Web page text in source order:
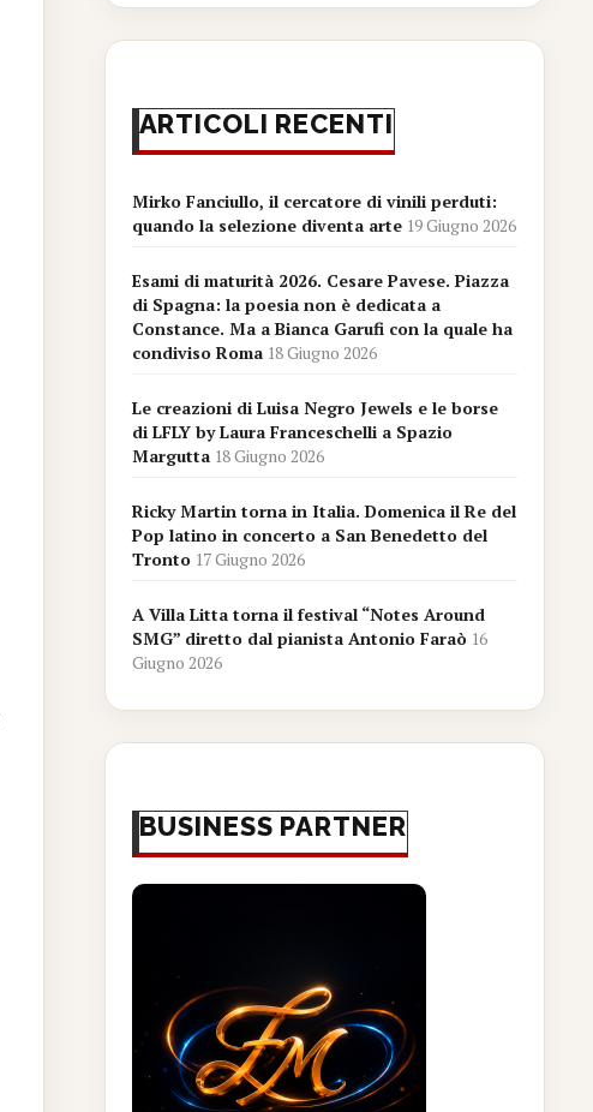
ARTICOLI RECENTI
Mirko Fanciullo, il cercatore di vinili perduti:
quando la selezione diventa arte 19 Giugno 2026
Esami di maturità 2026. Cesare Pavese. Piazza
di Spagna: la poesia non è dedicata a
Constance. Ma a Bianca Garufi con la quale ha
condiviso Roma 18 Giugno 2026
Le creazioni di Luisa Negro Jewels e le borse
di LFLY by Laura Franceschelli a Spazio
Margutta 18 Giugno 2026
Ricky Martin torna in Italia. Domenica il Re del
Pop latino in concerto a San Benedetto del
Tronto 17 Giugno 2026
A Villa Litta torna il festival “Notes Around
SMG” diretto dal pianista Antonio Faraò 16
Giugno 2026
BUSINESS PARTNER